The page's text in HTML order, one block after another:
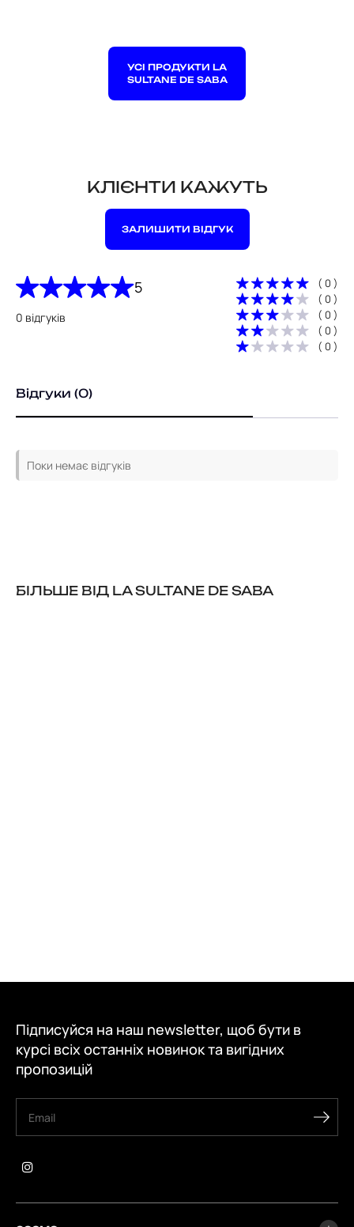
УСІ ПРОДУКТИ LA
SULTANE DE SABA
КЛІЄНТИ КАЖУТЬ
ЗАЛИШИТИ ВІДГУК
5
0 відгуків
( 0 )
( 0 )
( 0 )
( 0 )
( 0 )
Відгуки (0)
Поки немає відгуків
БІЛЬШЕ ВІД LA SULTANE DE SABA
Підписуйся на наш newsletter, щоб бути в
курсі всіх останніх новинок та вигідних
пропозицій